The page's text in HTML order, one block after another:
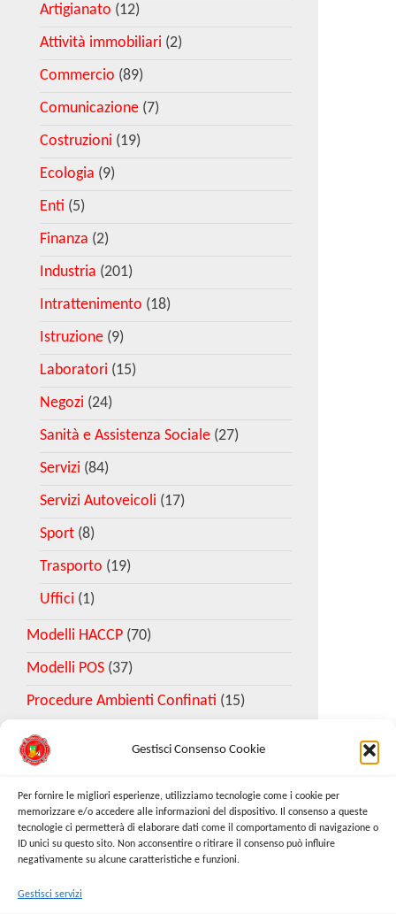
Gestisci Consenso Cookie
Per fornire le migliori esperienze, utilizziamo tecnologie come i cookie per
memorizzare e/o accedere alle informazioni del dispositivo. Il consenso a queste
tecnologie ci permetterà di elaborare dati come il comportamento di navigazione o
ID unici su questo sito. Non acconsentire o ritirare il consenso può influire
negativamente su alcune caratteristiche e funzioni.
Gestisci servizi
Artigianato (12)
Attività immobiliari (2)
Commercio (89)
Comunicazione (7)
Costruzioni (19)
Ecologia (9)
Enti (5)
Finanza (2)
Industria (201)
Intrattenimento (18)
Istruzione (9)
Laboratori (15)
Negozi (24)
Sanità e Assistenza Sociale (27)
Servizi (84)
Servizi Autoveicoli (17)
Sport (8)
Trasporto (19)
Uffici (1)
Modelli HACCP (70)
Modelli POS (37)
Procedure Ambienti Confinati (15)
Richiedi Modello